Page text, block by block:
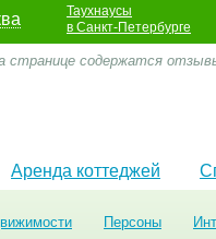
Таухнаусы
в Санкт-Петербурге
странице содержатся
Аренда коттеджей
Персоны